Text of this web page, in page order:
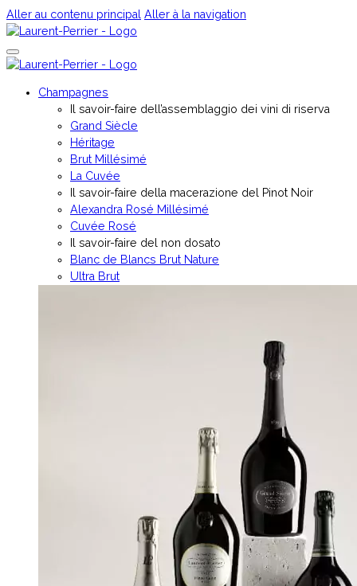
Aller au contenu principal Aller à la navigation
Champagnes
Il savoir-faire dell’assemblaggio dei vini di riserva
Grand Siècle
Héritage
Brut Millésimé
La Cuvée
Il savoir-faire della macerazione del Pinot Noir
Alexandra Rosé Millésimé
Cuvée Rosé
Il savoir-faire del non dosato
Blanc de Blancs Brut Nature
Ultra Brut